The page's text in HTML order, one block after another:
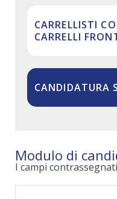
CARRELLISTI
CARRELLI
CANDIDATURA
Modulo di
I campi